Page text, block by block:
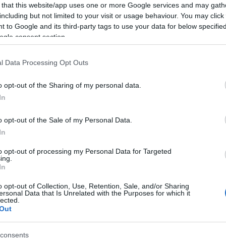
that this website/app uses one or more Google services and may
but not limited to your visit or usage behaviour. You may
to Google and its third-party tags to use your data for below
consent section.
Data Processing Opt Outs
opt-out of the Sharing of my personal data.
opt-out of the Sale of my Personal Data.
opt-out of processing my Personal Data for Targeted
opt-out of Collection, Use, Retention, Sale, and/or Sharing
Data that Is Unrelated with the Purposes for which it
ΠΟΛΙΤΙΚΗ
07/12/2017 - 17:41
Φώφη Γεννηματά: Φιάσκο η
κουρεμένος»
Επίσκεψη Ερντογάν στην
ξεχνάμε ότι στην Κύπρο έγινε
παράνομη εισβολή